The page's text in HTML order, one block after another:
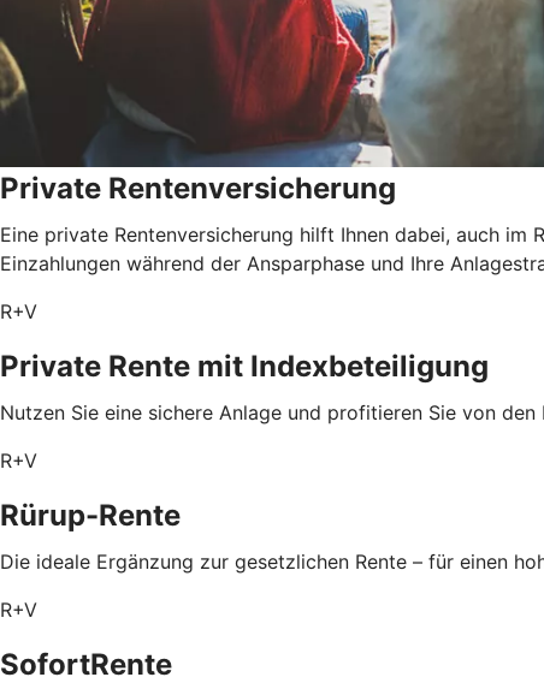
Private Rentenversicherung
Eine private Rentenversicherung hilft Ihnen dabei, auch
Einzahlungen während der Ansparphase und Ihre
R+V
Private Rente mit Index­beteiligung
Nutzen Sie eine sichere Anlage und profitieren Sie von
R+V
Rürup-Rente
Die ideale Ergänzung zur gesetzlichen Rente – für einen
R+V
SofortRente